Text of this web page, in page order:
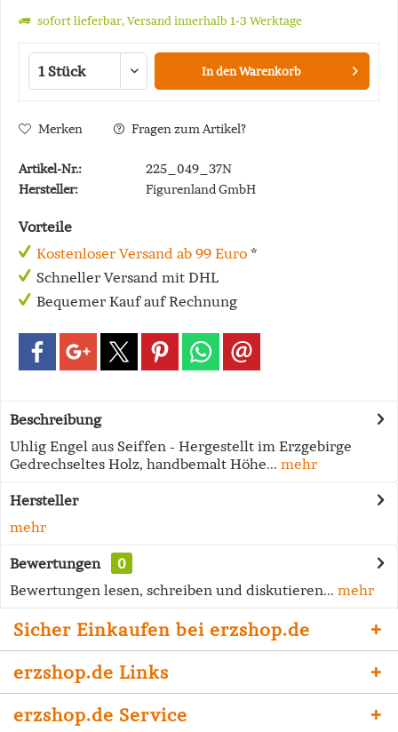
sofort lieferbar, Versand innerhalb 1-3 Werktage
In denWarenkorb
Merken Fragen zum Artikel?
Artikel-Nr.:
225_049_37N
Hersteller:
Figurenland GmbH
Vorteile
Kostenloser Versand ab 99 Euro *
Schneller Versand mit DHL
Bequemer Kauf auf Rechnung
Beschreibung
Uhlig Engel aus Seiffen - Hergestellt im Erzgebirge
Gedrechseltes Holz, handbemalt Höhe... mehr
Hersteller
mehr
Bewertungen
0
Bewertungen lesen, schreiben und diskutieren... mehr
Sicher Einkaufen bei erzshop.de
erzshop.de Links
erzshop.de Service